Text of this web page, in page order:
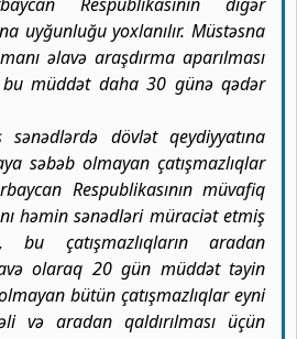
uyğunluğu yoxlanılır. Müstəsna
əlavə araşdırma aparılması
bu müddət daha 30 günə qədər
dövlət qeydiyyatına
səbəb olmayan çatışmazlıqlar
Respublikasının müvafiq
həmin sənədləri müraciət etmiş
bu çatışmazlıqların aradan
olaraq 20 gün müddət təyin
bütün çatışmazlıqlar eyni
və aradan qaldırılması üçün